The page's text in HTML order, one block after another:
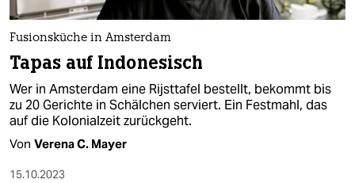
Fusionsküche in Amsterdam
Tapas auf Indonesisch
Wer in Amsterdam eine Rijsttafel bestellt, bekommt bis
zu 20 Gerichte in Schälchen serviert. Ein Festmahl, das
auf die Kolonialzeit zurückgeht.
Von Verena C. Mayer
15.10.2023